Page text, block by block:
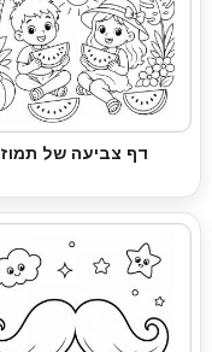
דף צביעה של תמוז